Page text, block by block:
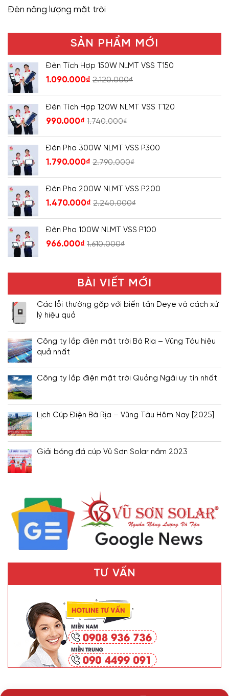
Đèn năng lượng mặt trời
SẢN PHẨM MỚI
Đèn Tích Hợp 150W NLMT VSS T150
1.090.000₫ 2.120.000₫
Đèn Tích Hợp 120W NLMT VSS T120
990.000₫ 1.740.000₫
Đèn Pha 300W NLMT VSS P300
1.790.000₫ 2.790.000₫
Đèn Pha 200W NLMT VSS P200
1.470.000₫ 2.240.000₫
Đèn Pha 100W NLMT VSS P100
966.000₫ 1.610.000₫
BÀI VIẾT MỚI
Các lỗi thường gặp với biến tần Deye và cách xử
lý hiệu quả
Công ty lắp điện mặt trời Bà Rịa – Vũng Tàu hiệu
quả nhất
Công ty lắp điện mặt trời Quảng Ngãi uy tín nhất
Lịch Cúp Điện Bà Rịa – Vũng Tàu Hôm Nay [2025]
Giải bóng đá cúp Vũ Sơn Solar năm 2023
TƯ VẤN